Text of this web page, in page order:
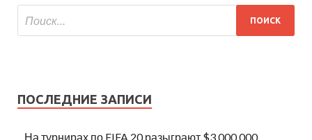
ПОСЛЕДНИЕ ЗАПИСИ
На турнирах по FIFA 20 разыграют $3,000,000